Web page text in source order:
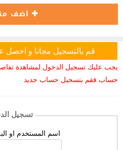
اضف
قم بالتسجيل مجانا و احصل
يجب عليك تسجيل الدخول لمشاهدة
حساب فقم بتسجيل حساب جديد
تسجيل
اسم المستخدم او